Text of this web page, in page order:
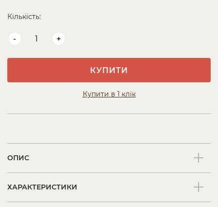
Кількість:
- +
КУПИТИ
Купити в 1 клік
ОПИС
ХАРАКТЕРИСТИКИ